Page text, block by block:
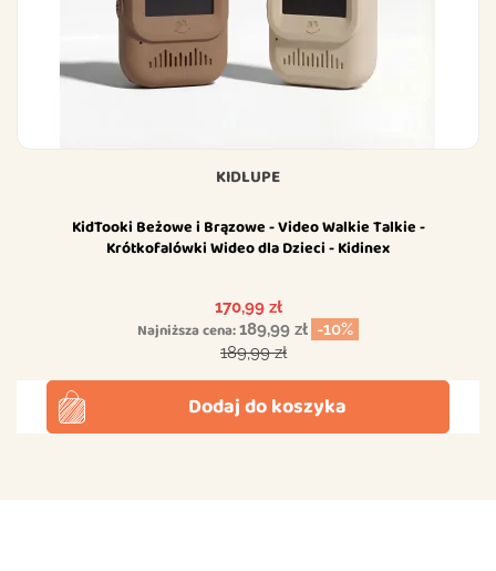
KIDLUPE
KidTooki Beżowe i Brązowe - Video Walkie Talkie -
Krótkofalówki Wideo dla Dzieci - Kidinex
Cena
170,99 zł
Najniższa cena:189,99 zł -10%
Cena podstawowa
189,99 zł
Dodaj do koszyka